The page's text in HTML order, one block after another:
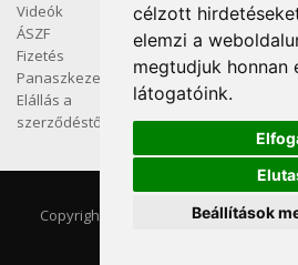
célzott
elemzi a
megtudjuk honnan
látogatóink.
Beállítások
Videók
ÁSZF
Fizetés
Panaszkezelés
Elállás a
szerződéstől
SZÍNES OTTHON
Copyright ©2026, thenordicmark KFT